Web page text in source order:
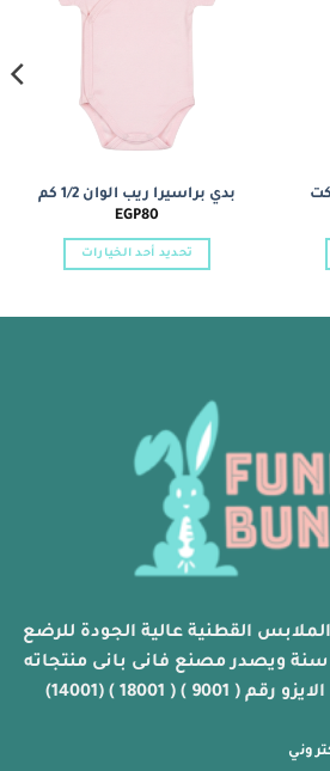
كت
بدي براسيرا ريب الوان 1/2 كم
EGP80
تحديد أحد الخيارات
يمكن
الملابس القطنية عالية الجودة للرضع
والاطفال وحتى عمر 16 سنة ويصدر مصنع فانى بانى منتجاته
) ( 18001 ) (14001)